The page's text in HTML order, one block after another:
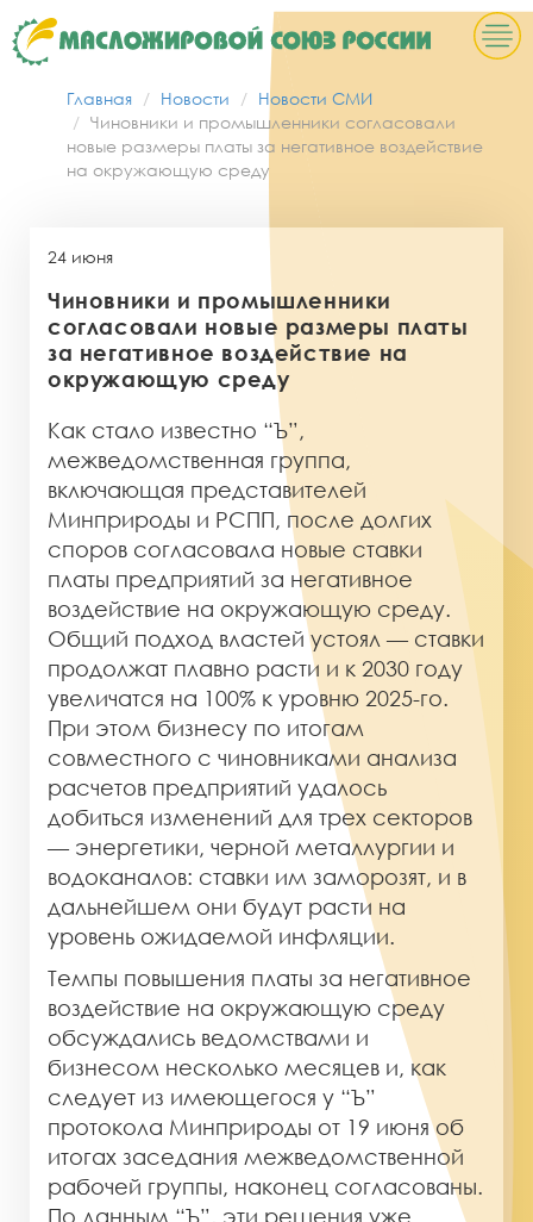
Главная Новости
Новости СМИ
Чиновники и промышленники согласовали
новые размеры платы за негативное воздействие
на окружающую среду
24 июня
Чиновники и промышленники
согласовали новые размеры платы
за негативное воздействие на
окружающую среду
Как стало известно “Ъ”,
межведомственная группа,
включающая представителей
Минприроды и РСПП, после долгих
споров согласовала новые ставки
платы предприятий за негативное
воздействие на окружающую среду.
Общий подход властей устоял — ставки
продолжат плавно расти и к 2030 году
увеличатся на 100% к уровню 2025-го.
При этом бизнесу по итогам
совместного с чиновниками анализа
расчетов предприятий удалось
добиться изменений для трех секторов
— энергетики, черной металлургии и
водоканалов: ставки им заморозят, и в
дальнейшем они будут расти на
уровень ожидаемой инфляции.
Темпы повышения платы за негативное
воздействие на окружающую среду
обсуждались ведомствами и
бизнесом несколько месяцев и, как
следует из имеющегося у “Ъ”
протокола Минприроды от 19 июня об
итогах заседания межведомственной
рабочей группы, наконец согласованы.
По данным “Ъ”, эти решения уже